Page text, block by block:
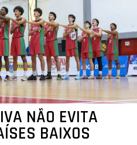
NÃO EVITA
BAIXOS